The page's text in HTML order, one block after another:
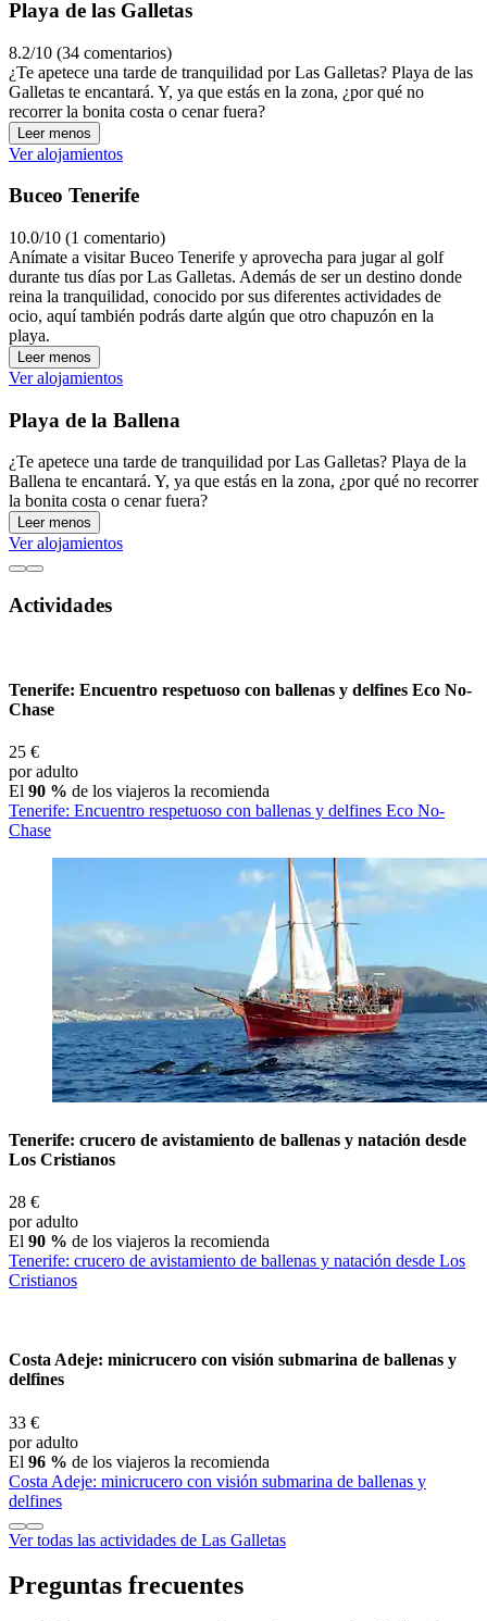
Playa de las Galletas
8.2/10 (34 comentarios)
¿Te apetece una tarde de tranquilidad por Las Galletas? Playa de las
Galletas te encantará. Y, ya que estás en la zona, ¿por qué no
recorrer la bonita costa o cenar fuera?
Leer menos
Ver alojamientos
Buceo Tenerife
10.0/10 (1 comentario)
Anímate a visitar Buceo Tenerife y aprovecha para jugar al golf
durante tus días por Las Galletas. Además de ser un destino donde
reina la tranquilidad, conocido por sus diferentes actividades de
ocio, aquí también podrás darte algún que otro chapuzón en la
playa.
Leer menos
Ver alojamientos
Playa de la Ballena
¿Te apetece una tarde de tranquilidad por Las Galletas? Playa de la
Ballena te encantará. Y, ya que estás en la zona, ¿por qué no recorrer
la bonita costa o cenar fuera?
Leer menos
Ver alojamientos
Actividades
Tenerife: Encuentro respetuoso con ballenas y delfines Eco No-
Chase
25 €
por adulto
El 90 % de los viajeros la recomienda
Tenerife: Encuentro respetuoso con ballenas y delfines Eco No-
Chase
Tenerife: crucero de avistamiento de ballenas y natación desde
Los Cristianos
28 €
por adulto
El 90 % de los viajeros la recomienda
Tenerife: crucero de avistamiento de ballenas y natación desde Los
Cristianos
Costa Adeje: minicrucero con visión submarina de ballenas y
delfines
33 €
por adulto
El 96 % de los viajeros la recomienda
Costa Adeje: minicrucero con visión submarina de ballenas y
delfines
Ver todas las actividades de Las Galletas
Preguntas frecuentes